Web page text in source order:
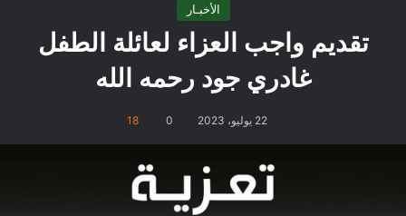
الأخبـار
تقديم واجب العزاء لعائلة الطفل
غادري جود رحمه الله
22 يوليو، 2023 0
18